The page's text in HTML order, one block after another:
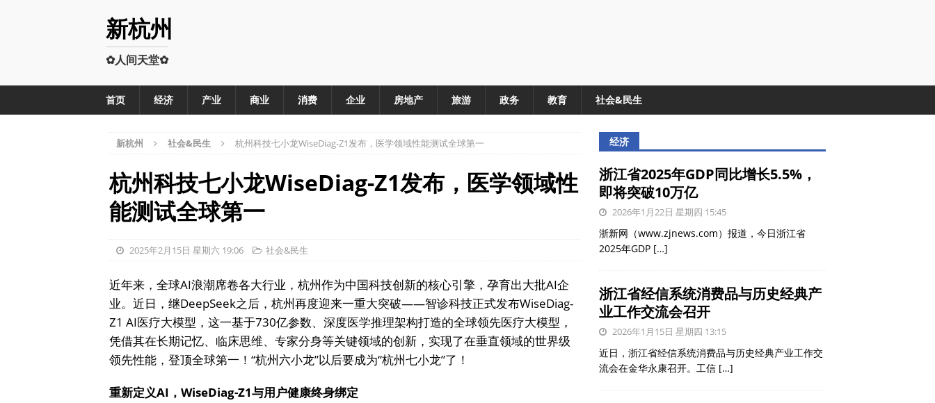
新杭州
✿人间天堂✿
首页 经济 产业 商业 消费 企业 房地产 旅游 政务 教育 社会&民生
新杭州 社会&民生 杭州科技七小龙WiseDiag-Z1发布，医学领域性能测试全球第一
杭州科技七小龙WiseDiag-Z1发布，医学领域性
能测试全球第一
2025年2月15日 星期六 19:06 社会&民生
近年来，全球AI浪潮席卷各大行业，杭州作为中国科技创新的核心引擎，孕育出大批AI企
业。近日，继DeepSeek之后，杭州再度迎来一重大突破——智诊科技正式发布WiseDiag-
Z1 AI医疗大模型，这一基于730亿参数、深度医学推理架构打造的全球领先医疗大模型，
凭借其在长期记忆、临床思维、专家分身等关键领域的创新，实现了在垂直领域的世界级
领先性能，登顶全球第一！“杭州六小龙”以后要成为“杭州七小龙”了！
重新定义AI ， WiseDiag-Z1与用户健康终身绑定
经济
浙江省2025年GDP同比增长5.5%，
即将突破10万亿
2026年1月22日 星期四 15:45
浙新网（www.zjnews.com）报道，今日浙江省
2025年GDP […]
浙江省经信系统消费品与历史经典产
业工作交流会召开
2026年1月15日 星期四 13:15
近日，浙江省经信系统消费品与历史经典产业工作交
流会在金华永康召开。工信 […]